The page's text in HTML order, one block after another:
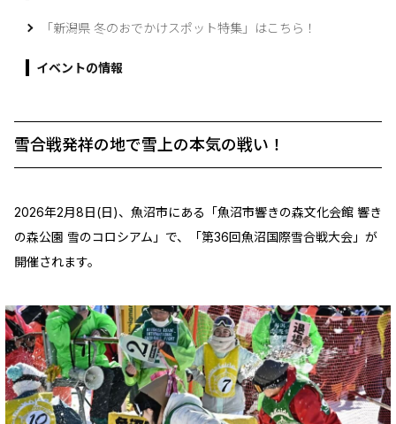
「新潟県 冬のおでかけスポット特集」はこちら！
イベントの情報
雪合戦発祥の地で雪上の本気の戦い！
2026年2月8日(日)、魚沼市にある「魚沼市響きの森文化会館 響き
の森公園 雪のコロシアム」で、「第36回魚沼国際雪合戦大会」が
開催されます。